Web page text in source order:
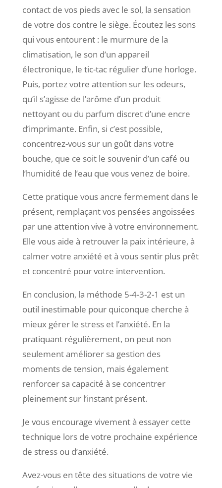
contact de vos pieds avec le sol, la sensation
de votre dos contre le siège. Écoutez les sons
qui vous entourent : le murmure de la
climatisation, le son d’un appareil
électronique, le tic-tac régulier d’une horloge.
Puis, portez votre attention sur les odeurs,
qu’il s’agisse de l’arôme d’un produit
nettoyant ou du parfum discret d’une encre
d’imprimante. Enfin, si c’est possible,
concentrez-vous sur un goût dans votre
bouche, que ce soit le souvenir d’un café ou
l’humidité de l’eau que vous venez de boire.
Cette pratique vous ancre fermement dans le
présent, remplaçant vos pensées angoissées
par une attention vive à votre environnement.
Elle vous aide à retrouver la paix intérieure, à
calmer votre anxiété et à vous sentir plus prêt
et concentré pour votre intervention.
En conclusion, la méthode 5-4-3-2-1 est un
outil inestimable pour quiconque cherche à
mieux gérer le stress et l’anxiété. En la
pratiquant régulièrement, on peut non
seulement améliorer sa gestion des
moments de tension, mais également
renforcer sa capacité à se concentrer
pleinement sur l’instant présent.
Je vous encourage vivement à essayer cette
technique lors de votre prochaine expérience
de stress ou d’anxiété.
Avez-vous en tête des situations de votre vie